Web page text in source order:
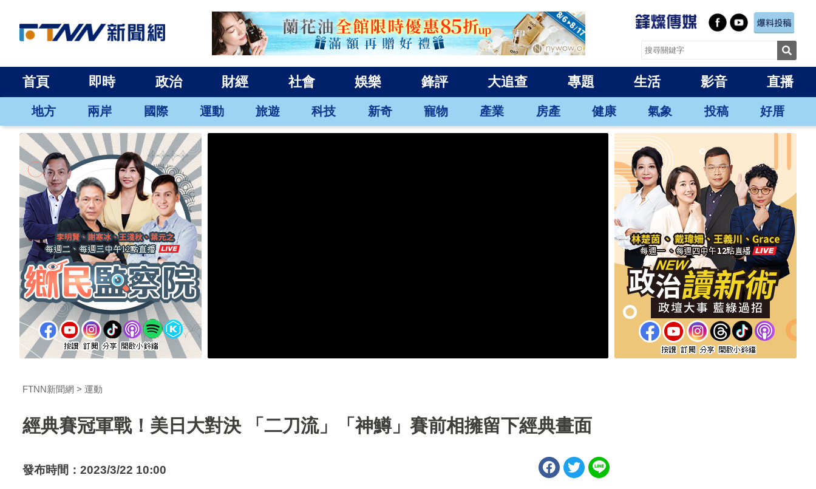
首頁 即時 政治 財經 社會 娛樂 鋒評 大追查 專題 生活 影音 直播
地方 兩岸 國際 運動 旅遊 科技 新奇 寵物 產業 房產 健康 氣象 投稿 好厝
FTNN新聞網 運動
經典賽冠軍戰！美日大對決 「二刀流」「神鱒」賽前相擁留下經典畫面
發布時間：2023/3/22 10:00